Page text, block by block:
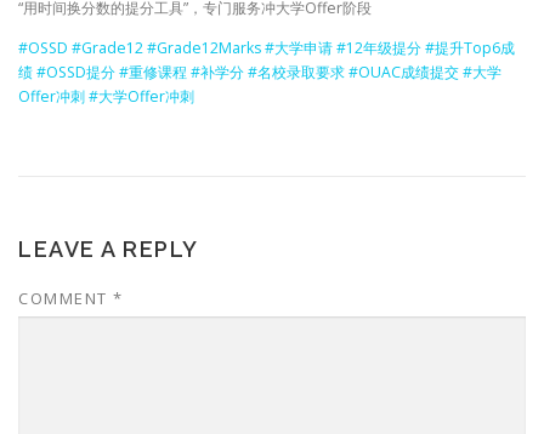
“用时间换分数的提分工具”，专门服务冲大学Offer阶段
#OSSD #Grade12#Grade12Marks#大学申请#12年级提分#提升Top6成
绩#OSSD提分#重修课程 #补学分#名校录取要求#OUAC成绩提交#大学
Offer冲刺#大学Offer冲刺
LEAVE A REPLY
COMMENT *